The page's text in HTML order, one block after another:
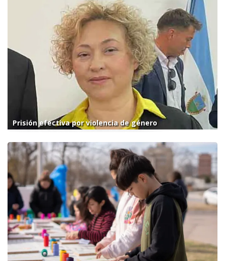
Prisión efectiva por violencia de género